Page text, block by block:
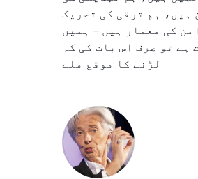
ہیں، ہم ترقی کی تحریک
کی معمار ہیں – ہمیں
ہے تو صرف اس بات کی کہ
لڑنے کا موقع ملے